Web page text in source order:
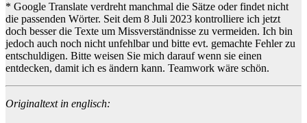
* Google Translate verdreht manchmal die Sätze oder findet nicht
die passenden Wörter. Seit dem 8 Juli 2023 kontrolliere ich jetzt
doch besser die Texte um Missverständnisse zu vermeiden. Ich bin
jedoch auch noch nicht unfehlbar und bitte evt. gemachte Fehler zu
entschuldigen. Bitte weisen Sie mich darauf wenn sie einen
entdecken, damit ich es ändern kann. Teamwork wäre schön.
Originaltext in englisch: